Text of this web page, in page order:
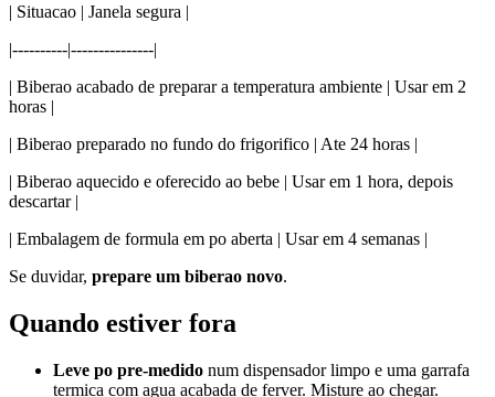
| Situacao | Janela segura |
|----------|---------------|
| Biberao acabado de preparar a temperatura ambiente | Usar em 2
horas |
| Biberao preparado no fundo do frigorifico | Ate 24 horas |
| Biberao aquecido e oferecido ao bebe | Usar em 1 hora, depois
descartar |
| Embalagem de formula em po aberta | Usar em 4 semanas |
Se duvidar, prepare um biberao novo.
Quando estiver fora
Leve po pre-medido num dispensador limpo e uma garrafa
termica com agua acabada de ferver. Misture ao chegar.